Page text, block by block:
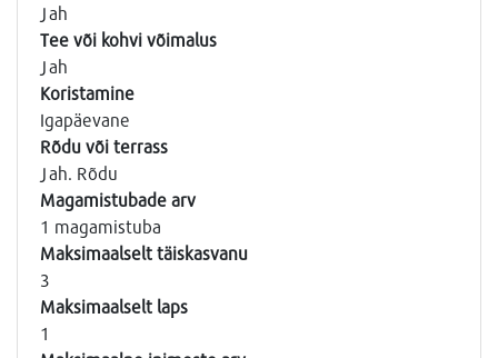
Jah
Tee või kohvi võimalus
Jah
Koristamine
Igapäevane
Rõdu või terrass
Jah. Rõdu
Magamistubade arv
1 magamistuba
Maksimaalselt täiskasvanu
3
Maksimaalselt laps
1